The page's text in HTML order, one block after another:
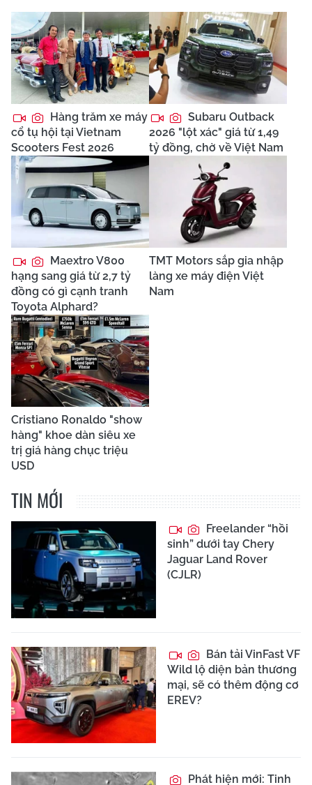
Hàng trăm xe máy
cổ tụ hội tại Vietnam
Scooters Fest 2026
Subaru Outback
2026 "lột xác" giá từ 1,49
tỷ đồng, chờ về Việt Nam
Maextro V800
hạng sang giá từ 2,7 tỷ
đồng có gì cạnh tranh
Toyota Alphard?
TMT Motors sắp gia nhập
làng xe máy điện Việt
Nam
Cristiano Ronaldo "show
hàng" khoe dàn siêu xe
trị giá hàng chục triệu
USD
TIN MỚI
Freelander “hồi
sinh” dưới tay Chery
Jaguar Land Rover
(CJLR)
Bán tải VinFast VF
Wild lộ diện bản thương
mại, sẽ có thêm động cơ
EREV?
Phát hiện mới: Tinh